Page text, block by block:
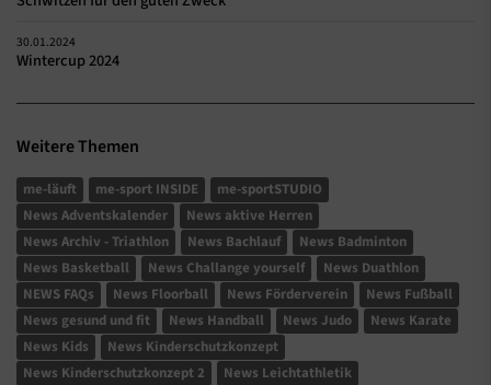
30.01.2024
Wintercup 2024
Weitere Themen
me-läuft me-sport INSIDE
me-sportSTUDIO
News Adventskalender
News aktive Herren
News Archiv - Triathlon
News Bachlauf
News Badminton
News Basketball
News Challange yourself
News Duathlon
NEWS FAQs
News Floorball News Förderverein
News Fußball
News gesund und fit
News Handball News Judo
News Karate
News Kids
News Kinderschutzkonzept
News Kinderschutzkonzept 2
News Leichtathletik